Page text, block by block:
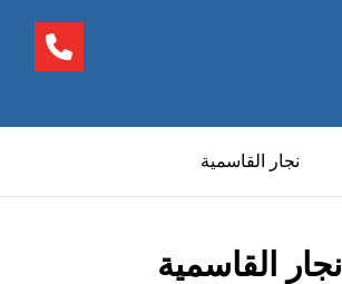
نجار القاسمية
نجار القاسمية